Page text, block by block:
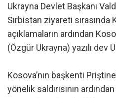
Ukrayna Devlet Başkanı
Sırbistan ziyareti sırasında
açıklamaların ardından
(Özgür Ukrayna) yazılı dev
Kosova’nın başkenti
yönelik saldırısının